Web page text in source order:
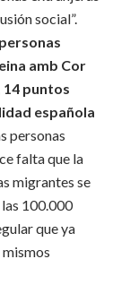
social”.
amb Cor
14 puntos
española
personas
falta que la
migrantes se
100.000
que ya